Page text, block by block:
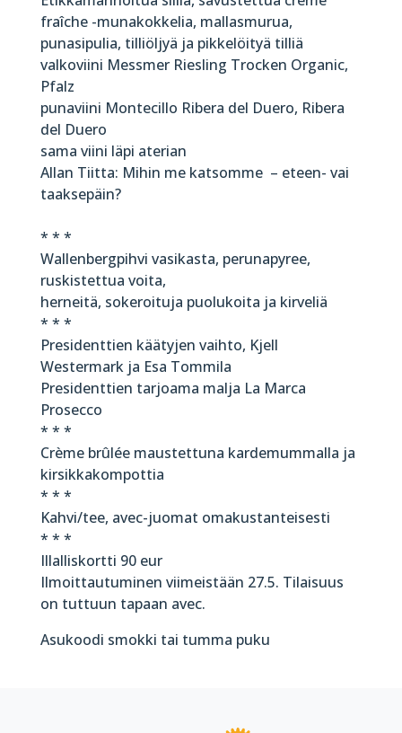
fraîche -munakokkelia, mallasmurua,
punasipulia, tilliöljyä ja pikkelöityä tilliä
valkoviini Messmer Riesling Trocken Organic,
Pfalz
punaviini Montecillo Ribera del Duero, Ribera
del Duero
sama viini läpi aterian
Allan Tiitta: Mihin me katsomme – eteen- vai
taaksepäin?
* * *
Wallenbergpihvi vasikasta, perunapyree,
ruskistettua voita,
herneitä, sokeroituja puolukoita ja kirveliä
* * *
Presidenttien käätyjen vaihto, Kjell
Westermark ja Esa Tommila
Presidenttien tarjoama malja La Marca
Prosecco
* * *
Crème brûlée maustettuna kardemummalla ja
kirsikkakompottia
* * *
Kahvi/tee, avec-juomat omakustanteisesti
* * *
Illalliskortti 90 eur
Ilmoittautuminen viimeistään 27.5. Tilaisuus
on tuttuun tapaan avec.
Asukoodi smokki tai tumma puku